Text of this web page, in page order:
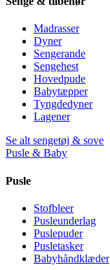
Madrasser
Dyner
Sengerande
Sengehest
Hovedpude
Babytæpper
Tyngdedyner
Lagener
Se alt sengetøj & sove
Pusle & Baby
Pusle
Stofbleer
Pusleunderlag
Puslepuder
Pusletasker
Babyhåndklæder